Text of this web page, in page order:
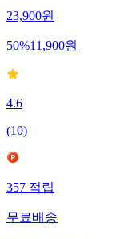
23,900원
50%11,900원
4.6
(10)
357 적립
무료배송